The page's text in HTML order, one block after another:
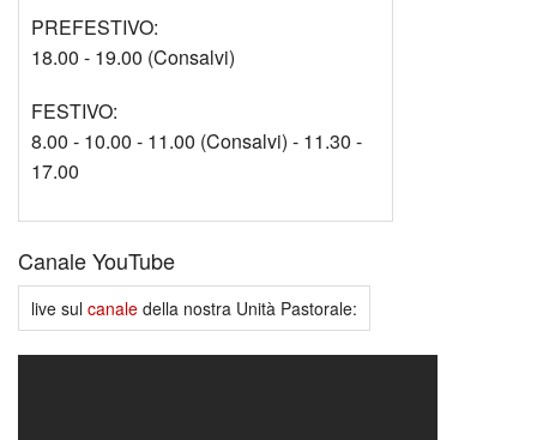
PREFESTIVO:
18.00 - 19.00 (Consalvi)
FESTIVO:
8.00 - 10.00 - 11.00 (Consalvi) - 11.30 -
17.00
Canale YouTube
live sul canale della nostra Unità Pastorale: